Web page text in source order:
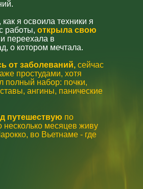
как я освоила техники я
работы, открыла свою
и переехала в
о котором мечтала.
от заболеваний, сейчас
простудами, хотя
полный набор: почки,
ангины, панические
путешествую по
несколько месяцев живу
во Вьетнаме - где